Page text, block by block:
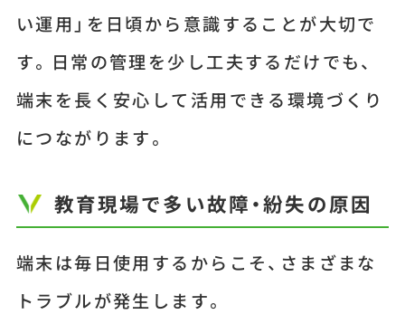
い運用」を日頃から意識することが大切で
す。日常の管理を少し工夫するだけでも、
端末を長く安心して活用できる環境づくり
につながります。
教育現場で多い故障・紛失の原因
端末は毎日使用するからこそ、さまざまな
トラブルが発生します。